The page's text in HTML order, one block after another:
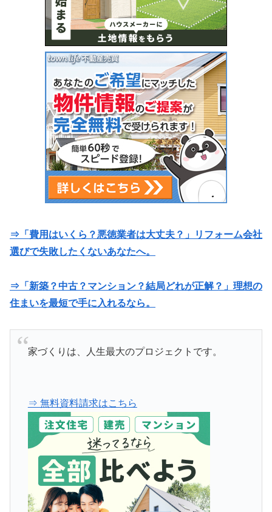
⇒「費用はいくら？悪徳業者は大丈夫？」リフォーム会社
選びで失敗したくないあなたへ。
⇒「新築？中古？マンション？結局どれが正解？」理想の
住まいを最短で手に入れるなら。
家づくりは、人生最大のプロジェクトです。
⇒ 無料資料請求はこちら